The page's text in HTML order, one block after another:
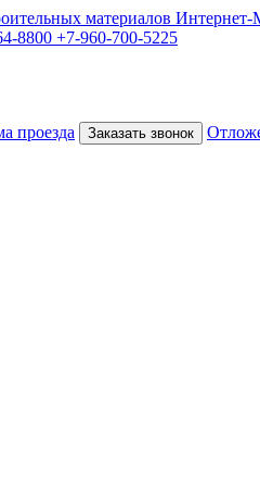
Интернет-
8800 +7-960-700-5225
проезда Заказать звонок